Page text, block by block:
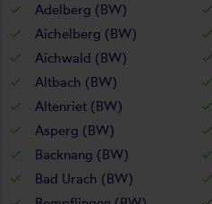
Adelberg (BW)
Aichelberg (BW)
Aichwald (BW)
Altbach (BW)
Altenriet (BW)
Asperg (BW)
Backnang (BW)
Bad Urach (BW)